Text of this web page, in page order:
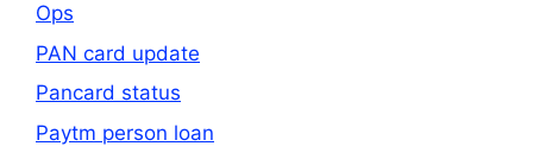
Ops
PAN card update
Pancard status
Paytm person loan